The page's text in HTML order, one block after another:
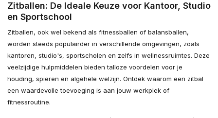
Zitballen: De Ideale Keuze voor Kantoor, Studio
en Sportschool
Zitballen, ook wel bekend als fitnessballen of balansballen,
worden steeds populairder in verschillende omgevingen, zoals
kantoren, studio's, sportscholen en zelfs in wellnessruimtes. Deze
veelzijdige hulpmiddelen bieden talloze voordelen voor je
houding, spieren en algehele welzijn. Ontdek waarom een zitbal
een waardevolle toevoeging is aan jouw werkplek of
fitnessroutine.